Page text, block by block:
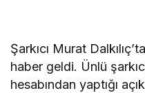
Şarkıcı Murat
haber geldi. Ünlü
hesabından yaptığı